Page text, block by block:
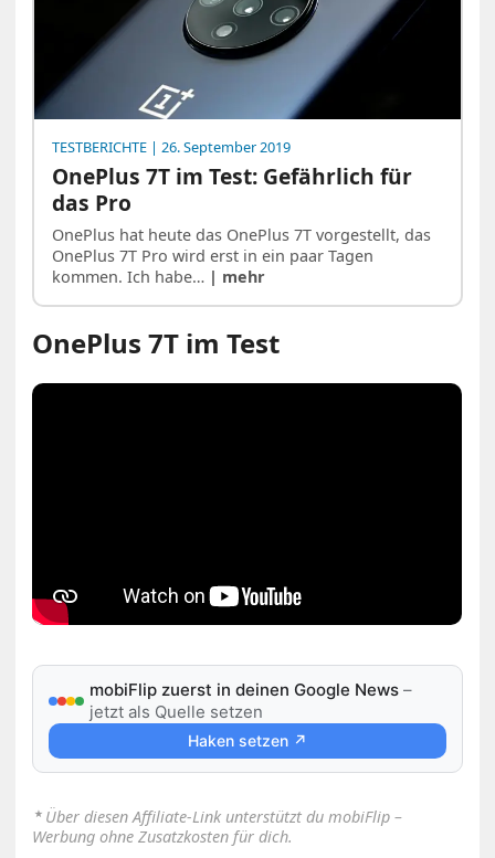
TESTBERICHTE | 26. September 2019
OnePlus 7T im Test: Gefährlich für
das Pro
OnePlus hat heute das OnePlus 7T vorgestellt, das
OnePlus 7T Pro wird erst in ein paar Tagen
kommen. Ich habe… | mehr
OnePlus 7T im Test
mobiFlip zuerst in deinen Google News –
jetzt als Quelle setzen
Haken setzen ↗
⋆ Über diesen Affiliate-Link unterstützt du mobiFlip –
Werbung ohne Zusatzkosten für dich.